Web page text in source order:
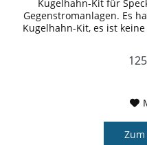
Kugelhahn-Kit für
Gegenstromanlagen. Es
Kugelhahn-Kit, es ist